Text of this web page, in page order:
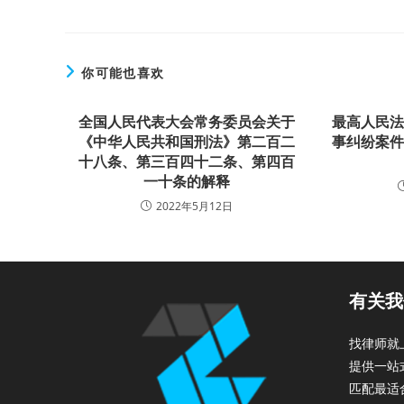
你可能也喜欢
全国人民代表大会常务委员会关于
《中华人民共和国刑法》第二百二
十八条、第三百四十二条、第四百
一十条的解释
2022年5月12日
最高人民
事纠纷案
有关
找律师就
提供一站
匹配最适